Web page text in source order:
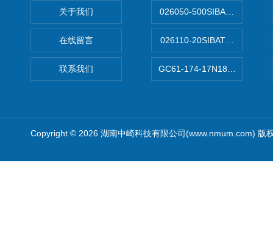
关于我们
在线留言
联系我们
026050-500SIBATA 500mL
026110-20SIBATA柴田科学
GC61-174-
Copyright © 2026 湖南中崎科技有限公司(www.nmum.com) 版